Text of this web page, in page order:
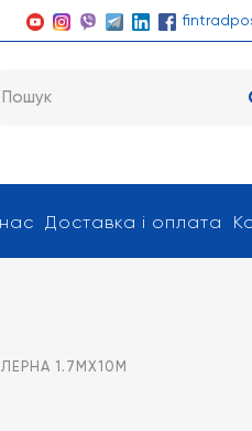
Доставка і оплата
1.7МХ10М